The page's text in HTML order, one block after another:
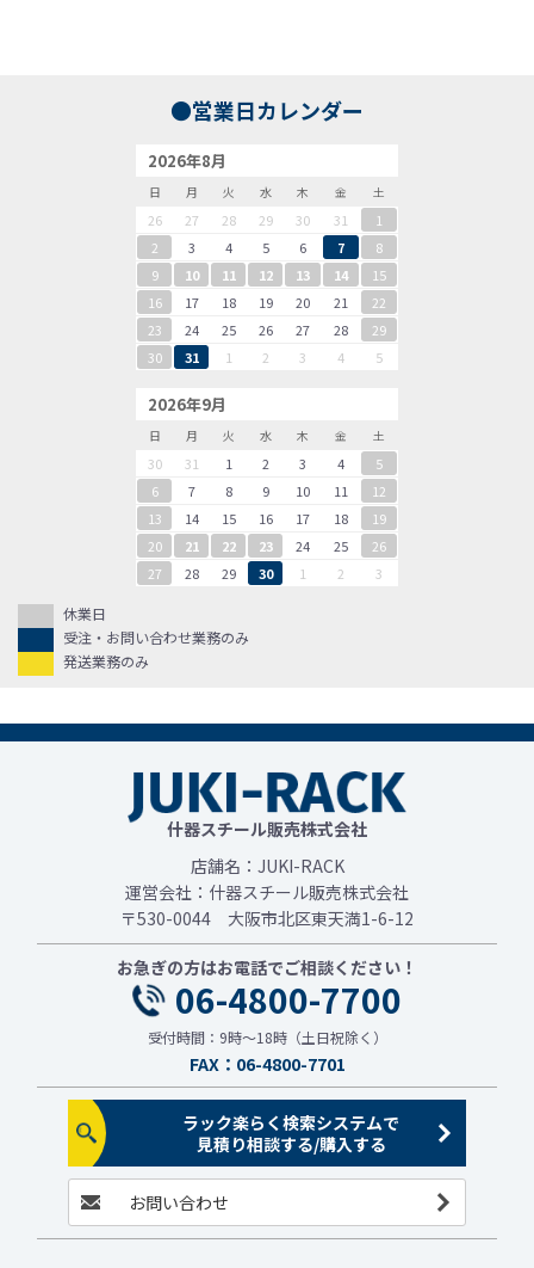
●営業日カレンダー
2026年8月
日 月 火 水 木 金 土
26 27 28 29 30 31
1
2
3 4 5 6 7
8
9
10 11 12 13 14
15
16
17 18 19 20 21
22
23
24 25 26 27 28
29
30
31 1 2 3 4 5
2026年9月
日 月 火 水 木 金 土
30 31 1 2 3 4
5
6
7 8 9 10 11
12
13
14 15 16 17 18
19
20
21 22 23 24 25
26
27
28 29 30 1 2 3
休業日
受注・お問い合わせ業務のみ
発送業務のみ
什器スチール販売株式会社
店舗名：JUKI-RACK
運営会社：什器スチール販売株式会社
〒530-0044 大阪市北区東天満1-6-12
お急ぎの方はお電話でご相談ください！
06-4800-7700
受付時間：9時～18時（土日祝除く）
FAX：06-4800-7701
ラック楽らく検索システムで
見積り相談する/購入する
お問い合わせ